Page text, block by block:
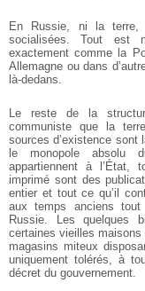
En Russie, ni la
socialisées. Tout est
exactement comme la
Allemagne ou dans
là-dedans.
Le reste de la
communiste que la
sources d’existence sont
le monopole absolu
appartiennent à l’État,
imprimé sont des
entier et tout ce qu’il
aux temps anciens
Russie. Les quelques
certaines vieilles
magasins miteux
uniquement tolérés, à
décret du gouvernement.